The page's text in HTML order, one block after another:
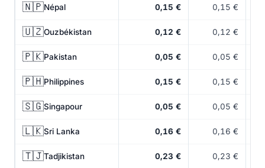
🇳🇵Népal 0,15 € 0,15 €
🇺🇿Ouzbékistan 0,12 € 0,12 €
🇵🇰Pakistan 0,05 € 0,05 €
🇵🇭Philippines 0,15 € 0,15 €
🇸🇬Singapour 0,05 € 0,05 €
🇱🇰Sri Lanka 0,16 € 0,16 €
🇹🇯Tadjikistan 0,23 € 0,23 €